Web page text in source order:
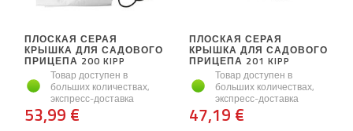
ПЛОСКАЯ СЕРАЯ
КРЫШКА ДЛЯ САДОВОГО
ПРИЦЕПА 200 KIPP
Товар доступен в
больших количествах,
экспресс-доставка
53,99 €
ПЛОСКАЯ СЕРАЯ
КРЫШКА ДЛЯ САДОВОГО
ПРИЦЕПА 201 KIPP
Товар доступен в
больших количествах,
экспресс-доставка
47,19 €